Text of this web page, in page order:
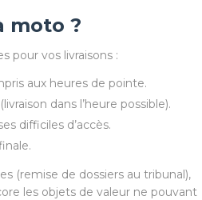
moto ?
pour vos livraisons :
aux heures de pointe.
dans l’heure possible).
difficiles d’accès.
(remise de dossiers au tribunal),
les objets de valeur ne pouvant